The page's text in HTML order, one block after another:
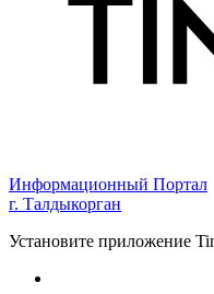
Информационный Портал
г. Талдыкорган
Установите приложение